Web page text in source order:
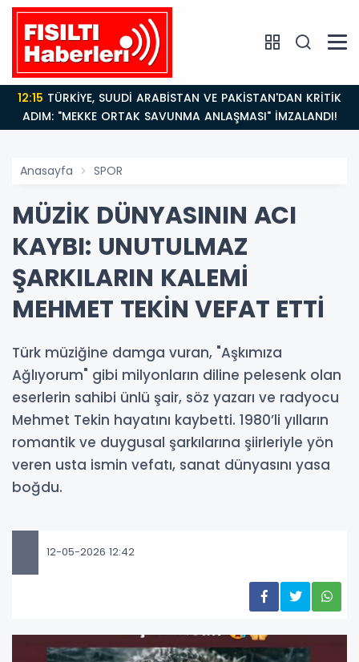
12:15
ADIM: "MEKKE ORTAK SAVUNMA ANLAŞMASI" İMZALANDI!
Anasayfa SPOR
MÜZİK DÜNYASININ ACI
KAYBI: UNUTULMAZ
ŞARKILARIN KALEMİ
MEHMET TEKİN VEFAT ETTİ
Türk müziğine damga vuran, "Aşkımıza
Ağlıyorum" gibi milyonların diline pelesenk olan
eserlerin sahibi ünlü şair, söz yazarı ve radyocu
Mehmet Tekin hayatını kaybetti. 1980’li yılların
romantik ve duygusal şarkılarına şiirleriyle yön
veren usta ismin vefatı, sanat dünyasını yasa
boğdu.
12-05-2026 12:42